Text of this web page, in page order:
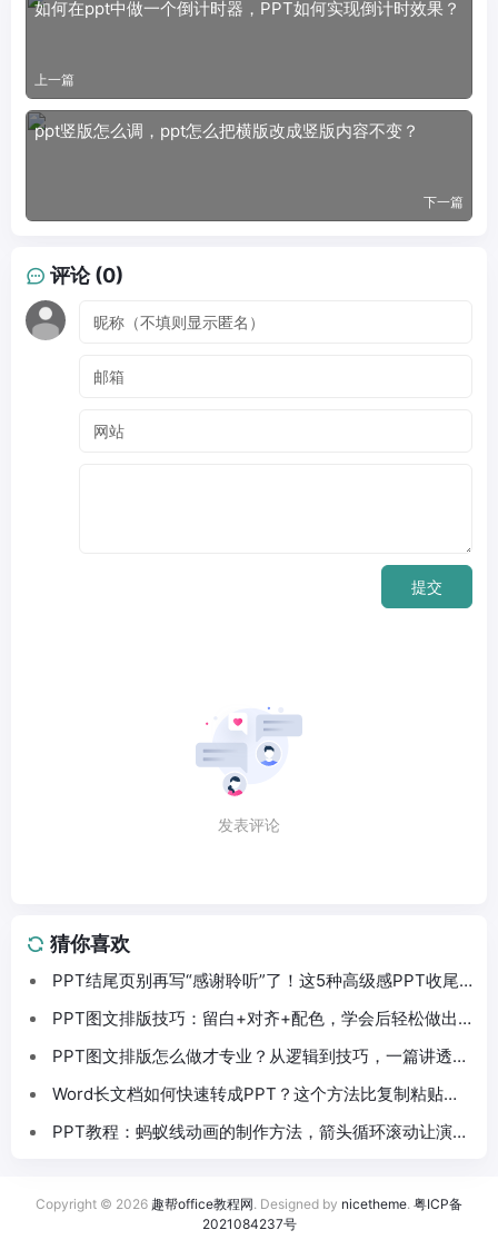
如何在ppt中做一个倒计时器，PPT如何实现倒计时效果？
上一篇
ppt竖版怎么调，ppt怎么把横版改成竖版内容不变？
下一篇
评论 (0)
提交
发表评论
猜你喜欢
PPT结尾页别再写“感谢聆听”了！这5种高级感PPT收尾
法拿去直接用
PPT图文排版技巧：留白+对齐+配色，学会后轻松做出
高级感PPT
PPT图文排版怎么做才专业？从逻辑到技巧，一篇讲透
PPT排版
Word长文档如何快速转成PPT？这个方法比复制粘贴快
PPT教程：蚂蚁线动画的制作方法，箭头循环滚动让演示
Copyright © 2026 趣帮office教程网. Designed by nicetheme. 粤ICP备
2021084237号